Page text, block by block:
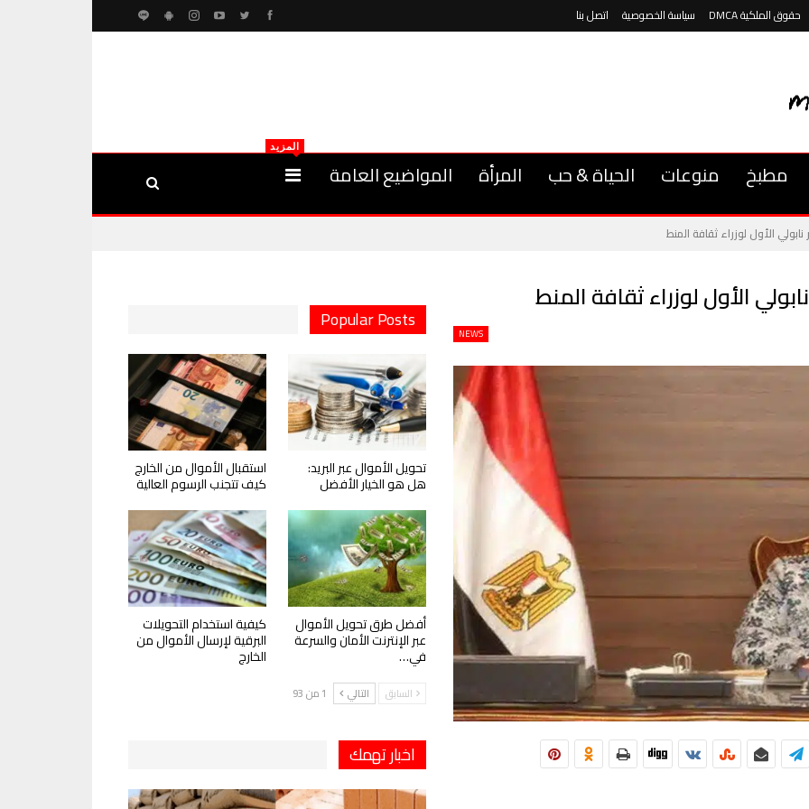
حقوق الملكية DMCA سياسة الخصوصية اتصل بنا
مطبخ منوعات الحياة & حب المرأة المواضيع العامة
المزيد
الأول لوزراء ثقافة المنط
الأول لوزراء ثقافة المنط
NEWS
Popular Posts
تحويل الأموال عبر البريد:
هل هو الخيار الأفضل
استقبال الأموال من الخارج
كيف تتجنب الرسوم العالية
أفضل طرق تحويل الأموال
عبر الإنترنت الأمان والسرعة
في…
كيفية استخدام التحويلات
البرقية لإرسال الأموال من
الخارج
السابق التالي 1 من 93
اخبار تهمك